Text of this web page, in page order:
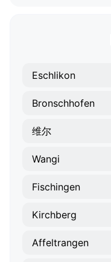
Eschlikon
Bronschhofen
维尔
Wangi
Fischingen
Kirchberg
Affeltrangen